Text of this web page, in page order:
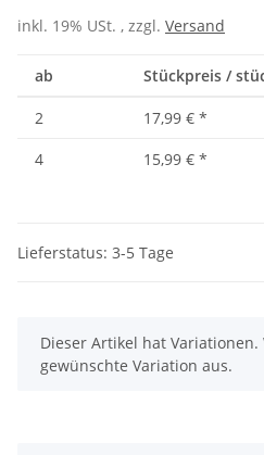
inkl. 19% USt. , zzgl. Versand
ab Stückpreis /
2 17,99 € *
4
15,99 € *
Lieferstatus: 3-5 Tage
x
Dieser Artikel hat
gewünschte Variation aus.